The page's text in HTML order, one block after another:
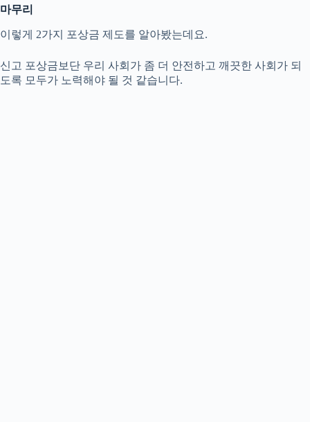
마무리
이렇게 2가지 포상금 제도를 알아봤는데요.
신고 포상금보단 우리 사회가 좀 더 안전하고 깨끗한 사회가 되
도록 모두가 노력해야 될 것 같습니다.